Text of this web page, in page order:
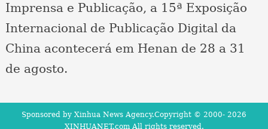
Imprensa e Publicação, a 15ª Exposição
Internacional de Publicação Digital da
China acontecerá em Henan de 28 a 31
de agosto.
Sponsored by Xinhua News Agency.Copyright © 2000- 2026
XINHUANET.com All rights reserved.